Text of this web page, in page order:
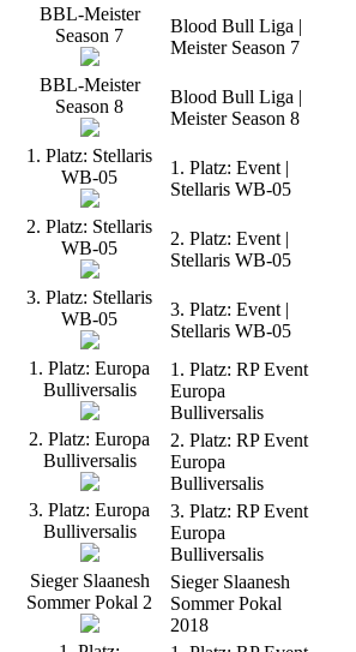
BBL-Meister
Season 7
Blood Bull Liga |
Meister Season 7
BBL-Meister
Season 8
Blood Bull Liga |
Meister Season 8
1. Platz: Stellaris
WB-05
1. Platz: Event |
Stellaris WB-05
2. Platz: Stellaris
WB-05
2. Platz: Event |
Stellaris WB-05
3. Platz: Stellaris
WB-05
3. Platz: Event |
Stellaris WB-05
1. Platz: Europa
Bulliversalis
1. Platz: RP Event
Europa
Bulliversalis
2. Platz: Europa
Bulliversalis
2. Platz: RP Event
Europa
Bulliversalis
3. Platz: Europa
Bulliversalis
3. Platz: RP Event
Europa
Bulliversalis
Sieger Slaanesh
Sommer Pokal 2
Sieger Slaanesh
Sommer Pokal
2018